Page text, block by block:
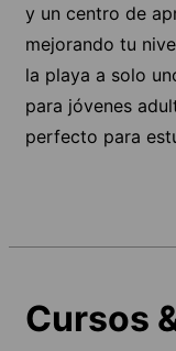
y un centro de
mejorando tu
la playa a solo
para jóvenes
perfecto para
Cursos